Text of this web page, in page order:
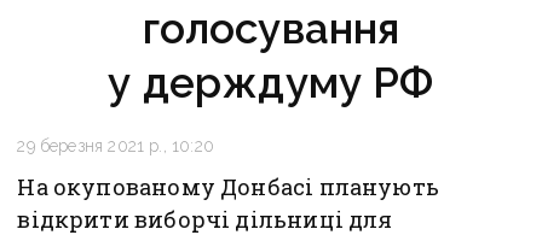
голосування
у держдуму РФ
29 березня 2021 р., 10:20
На окупованому Донбасі планують
відкрити виборчі дільниці для